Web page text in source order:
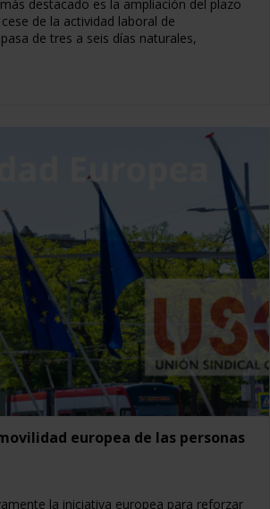
destacado es la ampliación del plazo
de la actividad laboral de
de tres a seis días naturales,
europea de las personas
la iniciativa europea para reforzar